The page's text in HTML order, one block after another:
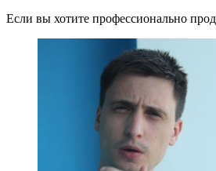
Если вы хотите профессионально